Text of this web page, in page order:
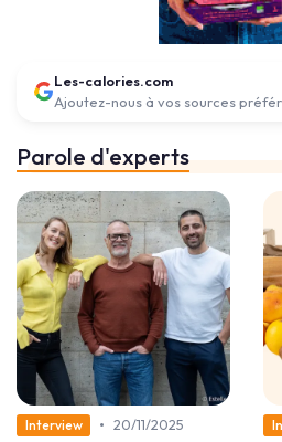
Les-calories.com
Ajoutez-nous à vos sources
Parole d'experts
Interview • 20/11/2025